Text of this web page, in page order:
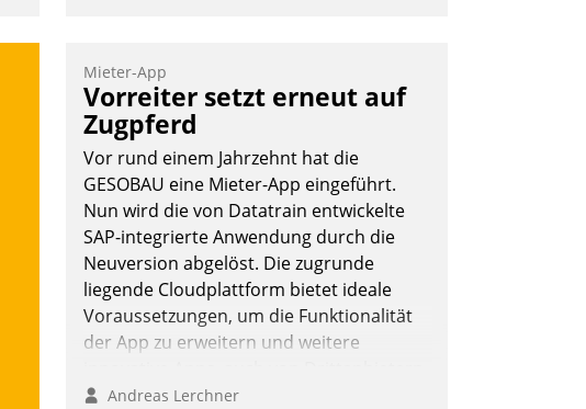
Vernetzungsideen fürs Quartier.
Dazwischen zeigte Datatrain, was es
Neues zu bieten hat.
Nadja Hußmann
Mieter-App
Vorreiter setzt erneut auf
Zugpferd
Vor rund einem Jahrzehnt hat die
GESOBAU eine Mieter-App eingeführt.
Nun wird die von Datatrain entwickelte
SAP-integrierte Anwendung durch die
Neuversion abgelöst. Die zugrunde
liegende Cloudplattform bietet ideale
Voraussetzungen, um die Funktionalität
der App zu erweitern und weitere
in SAP zu integrieren.
Andreas Lerchner